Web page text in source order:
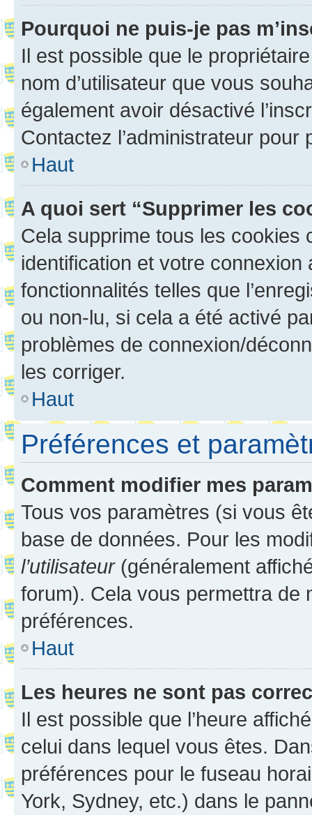
Pourquoi ne puis-je pas
Il est possible que le
nom d’utilisateur que vous
également avoir désactivé
Contactez l’administrateur
Haut
A quoi sert “Supprimer les
Cela supprime tous les cookies
identification et votre
fonctionnalités telles que
ou non-lu, si cela a été activé
problèmes de connexion/
les corriger.
Haut
Préférences et
Comment modifier mes
Tous vos paramètres (si vous
base de données. Pour les
l’utilisateur(généralement
forum). Cela vous permettra de
préférences.
Haut
Les heures ne sont pas
Il est possible que l’heure
celui dans lequel vous êtes.
préférences pour le fuseau
York, Sydney, etc.) dans le